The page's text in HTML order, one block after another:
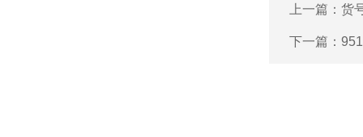
上一篇： 货
下一篇：